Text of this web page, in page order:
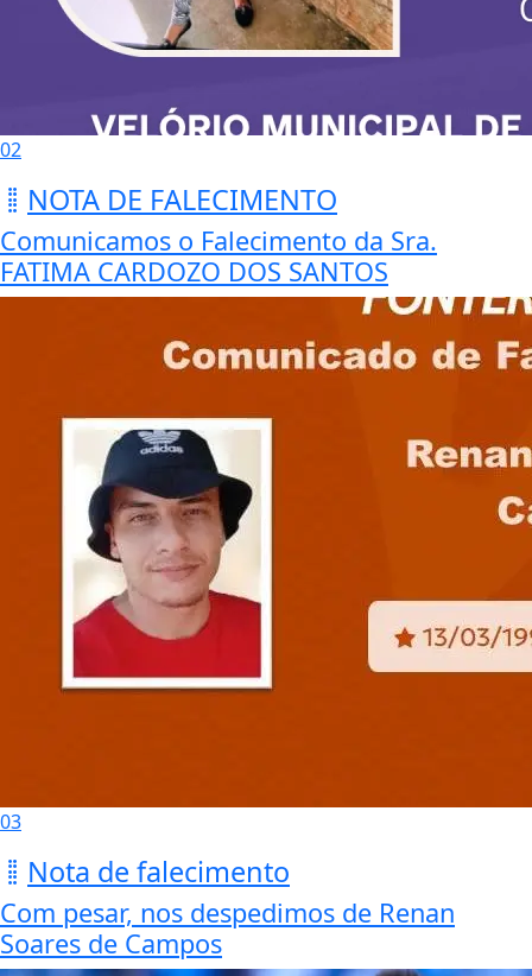
02
NOTA DE FALECIMENTO
Comunicamos o Falecimento da Sra.
FATIMA CARDOZO DOS SANTOS
03
Nota de falecimento
Com pesar, nos despedimos de Renan
Soares de Campos